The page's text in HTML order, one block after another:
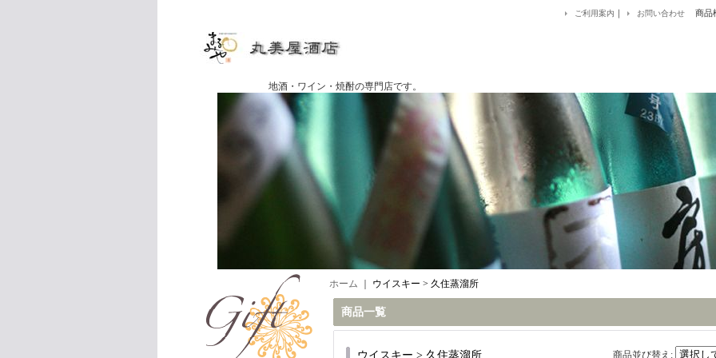
地酒・ワイン・焼酎の専門店です。
ご利用案内 ｜ お問い合わせ 商品
ホーム ウイスキー > 久住蒸溜所
商品一覧
ウイスキー > 久住蒸溜所 商品並び替え :